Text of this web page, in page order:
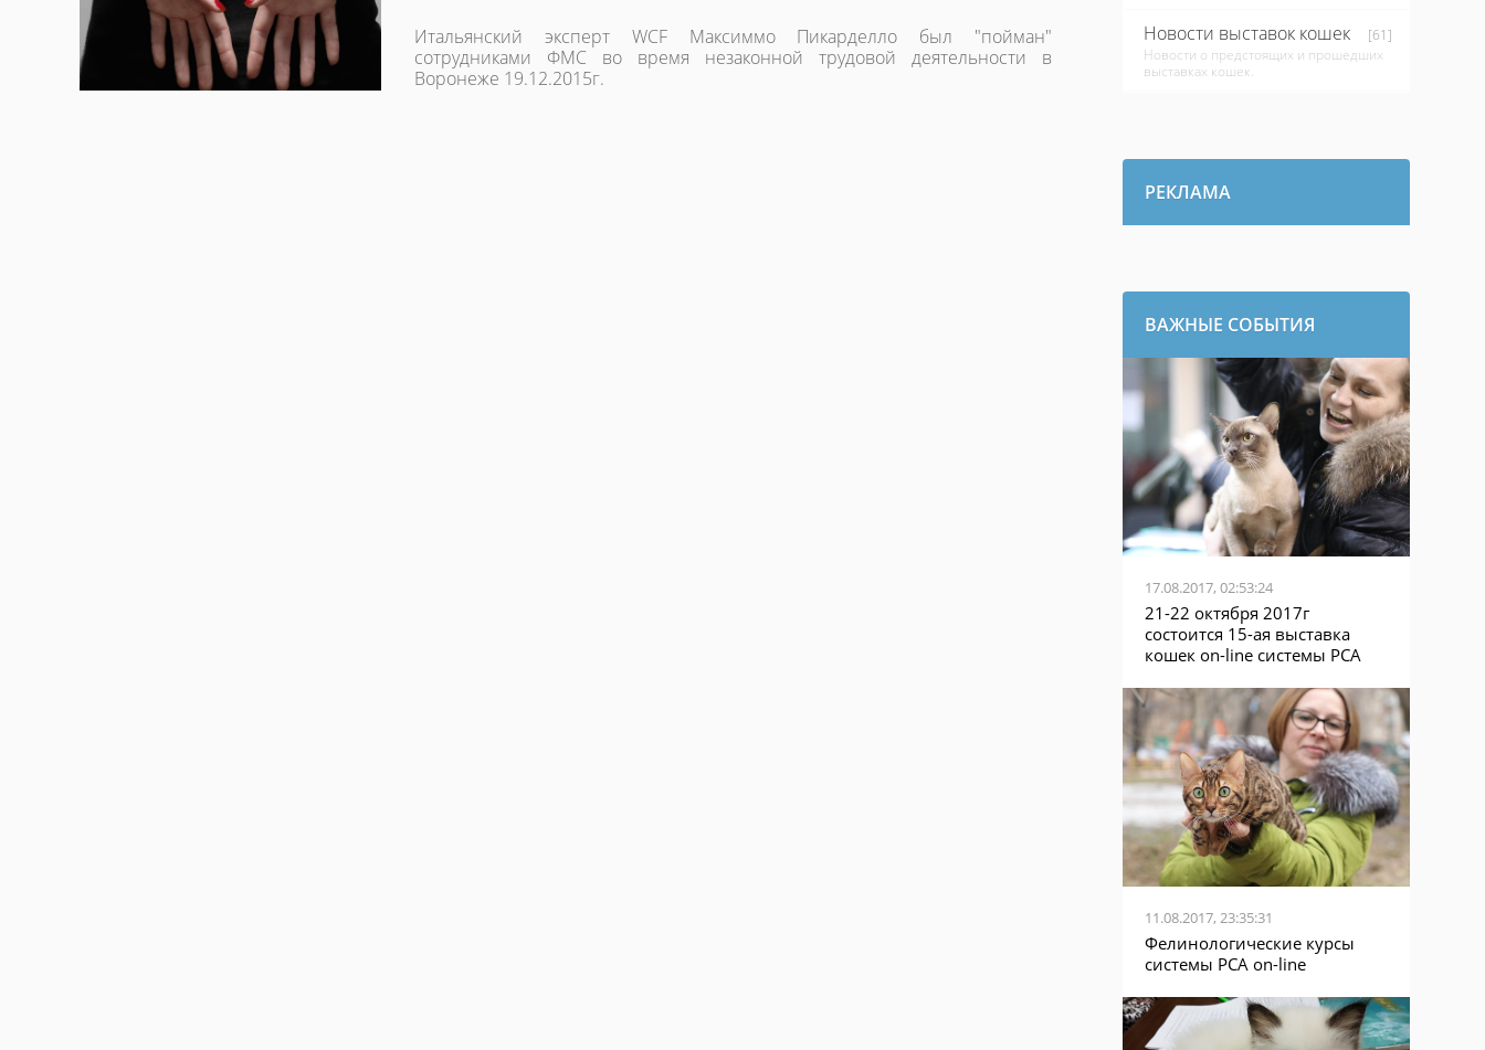
Итальянский эксперт WCF Максиммо Пикарделло был "пойман"
сотрудниками ФМС во время незаконной трудовой деятельности в
Воронеже 19.12.2015г.
Новости выставок кошек
[61]
Новости о предстоящих и прошедших
выставках кошек.
РЕКЛАМА
ВАЖНЫЕ СОБЫТИЯ
17.08.2017, 02:53:24
21-22 октября 2017г
состоится 15-ая выставка
кошек on-line системы PCA
11.08.2017, 23:35:31
Фелинологические курсы
системы PCA on-line